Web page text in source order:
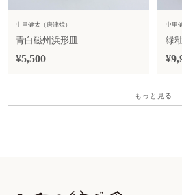
中里健太（唐津焼）
青白磁州浜形皿
¥5,500
中里
緑
もっと見る